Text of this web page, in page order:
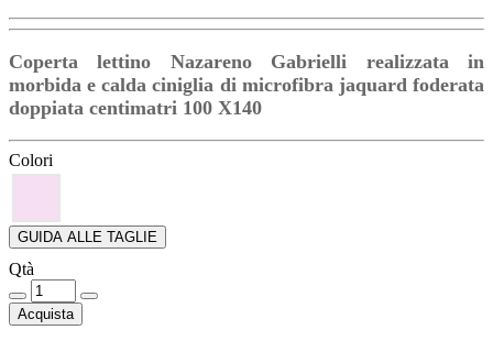
Coperta lettino Nazareno Gabrielli realizzata in
morbida e calda ciniglia di microfibra jaquard foderata
doppiata centimatri 100 X140
Colori
GUIDA ALLE TAGLIE
Qtà
Acquista